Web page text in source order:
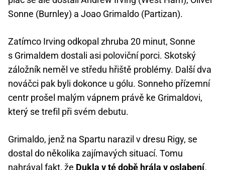
Sonne (Burnley) a Joao Grimaldo (Partizan).
Zatímco Irving odkopal zhruba 20 minut, Sonne
s Grimaldem dostali asi poloviční porci. Skotský
záložník neměl ve středu hřiště problémy. Další dva
nováčci pak byli dokonce u gólu. Sonneho přízemní
centr prošel malým vápnem právě ke Grimaldovi,
který se trefil při svém debutu.
Grimaldo, jenž na Spartu narazil v dresu Rigy, se
dostal do několika zajímavých situací. Tomu
nahrával fakt, že Dukla v té době hrála v oslabení.